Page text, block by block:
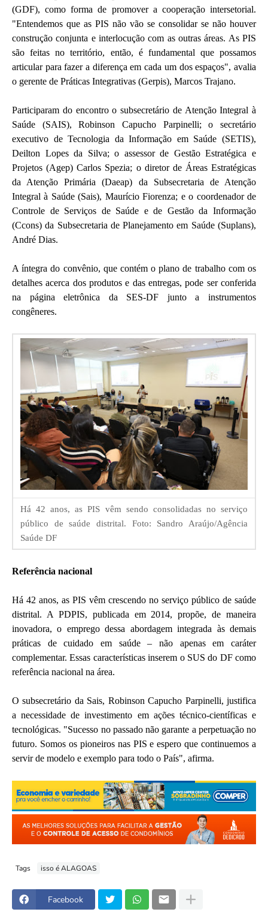
(GDF), como forma de promover a cooperação intersetorial.
"Entendemos que as PIS não vão se consolidar se não houver
construção conjunta e interlocução com as outras áreas. As PIS
são feitas no território, então, é fundamental que possamos
articular para fazer a diferença em cada um dos espaços", avalia
o gerente de Práticas Integrativas (Gerpis), Marcos Trajano.
Participaram do encontro o subsecretário de Atenção Integral à
Saúde (SAIS), Robinson Capucho Parpinelli; o secretário
executivo de Tecnologia da Informação em Saúde (SETIS),
Deilton Lopes da Silva; o assessor de Gestão Estratégica e
Projetos (Agep) Carlos Spezia; o diretor de Áreas Estratégicas
da Atenção Primária (Daeap) da Subsecretaria de Atenção
Integral à Saúde (Sais), Maurício Fiorenza; e o coordenador de
Controle de Serviços de Saúde e de Gestão da Informação
(Ccons) da Subsecretaria de Planejamento em Saúde (Suplans),
André Dias.
A íntegra do convênio, que contém o plano de trabalho com os
detalhes acerca dos produtos e das entregas, pode ser conferida
na página eletrônica da SES-DF junto a instrumentos
congêneres.
Há 42 anos, as PIS vêm sendo consolidadas no serviço
público de saúde distrital. Foto: Sandro Araújo/Agência
Saúde DF
Referência nacional
Há 42 anos, as PIS vêm crescendo no serviço público de saúde
distrital. A PDPIS, publicada em 2014, propõe, de maneira
inovadora, o emprego dessa abordagem integrada às demais
práticas de cuidado em saúde – não apenas em caráter
complementar. Essas características inserem o SUS do DF como
referência nacional na área.
O subsecretário da Sais, Robinson Capucho Parpinelli, justifica
a necessidade de investimento em ações técnico-científicas e
tecnológicas. "Sucesso no passado não garante a perpetuação no
futuro. Somos os pioneiros nas PIS e espero que continuemos a
servir de modelo e exemplo para todo o País", afirma.
Tags isso é ALAGOAS
Facebook